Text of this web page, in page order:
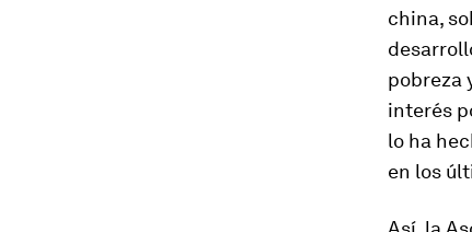
china,
pobreza
interés
lo ha
en los